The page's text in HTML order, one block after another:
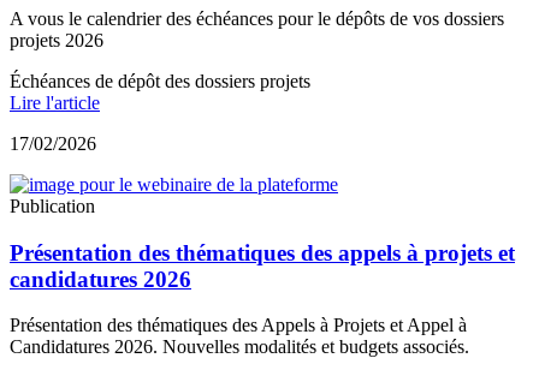
A vous le calendrier des échéances pour le dépôts de vos dossiers
projets 2026
Échéances de dépôt des dossiers projets
Lire l'article
17/02/2026
Publication
Présentation des thématiques des appels à projets et
candidatures 2026
Présentation des thématiques des Appels à Projets et Appel à
Candidatures 2026. Nouvelles modalités et budgets associés.